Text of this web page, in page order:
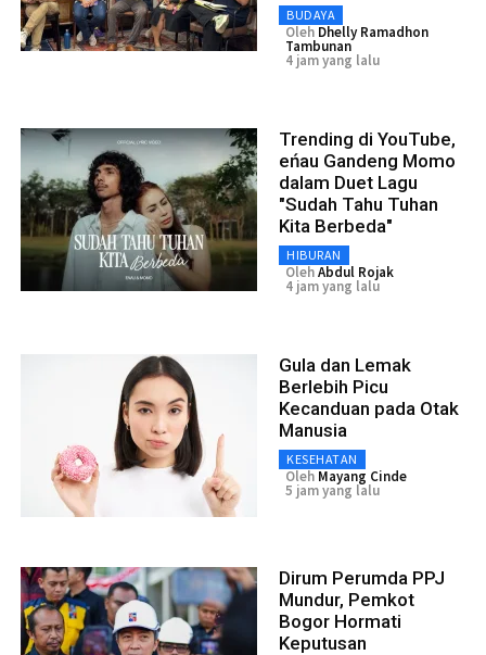
BUDAYA
Oleh Dhelly Ramadhon
Tambunan
4 jam yang lalu
Trending di YouTube,
eńau Gandeng Momo
dalam Duet Lagu
"Sudah Tahu Tuhan
Kita Berbeda"
HIBURAN
OlehAbdul Rojak
4 jam yang lalu
Gula dan Lemak
Berlebih Picu
Kecanduan pada Otak
Manusia
KESEHATAN
Oleh Mayang Cinde
5 jam yang lalu
Dirum Perumda PPJ
Mundur, Pemkot
Bogor Hormati
Keputusan